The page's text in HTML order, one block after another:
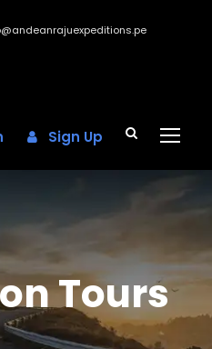
Sign Up
Tours